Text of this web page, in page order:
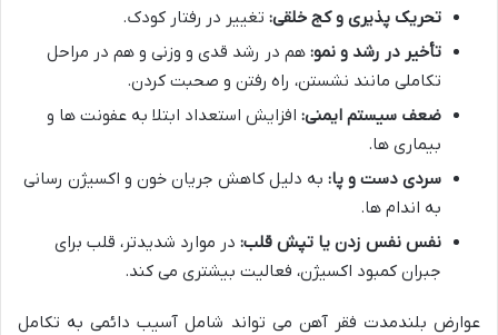
تحریک پذیری و کج خلقی: تغییر در رفتار کودک.
تأخیر در رشد و نمو: هم در رشد قدی و وزنی و هم در مراحل
تکاملی مانند نشستن، راه رفتن و صحبت کردن.
ضعف سیستم ایمنی: افزایش استعداد ابتلا به عفونت ها و
بیماری ها.
سردی دست و پا: به دلیل کاهش جریان خون و اکسیژن رسانی
به اندام ها.
نفس نفس زدن یا تپش قلب: در موارد شدیدتر، قلب برای
جبران کمبود اکسیژن، فعالیت بیشتری می کند.
عوارض بلندمدت فقر آهن می تواند شامل آسیب دائمی به تکامل